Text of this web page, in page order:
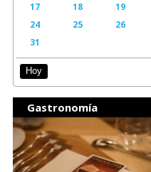
17
18 19
24
25 26
31
Hoy
Gastronomía